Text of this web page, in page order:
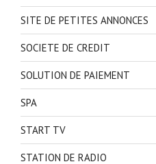
SITE DE PETITES ANNONCES
SOCIETE DE CREDIT
SOLUTION DE PAIEMENT
SPA
START TV
STATION DE RADIO